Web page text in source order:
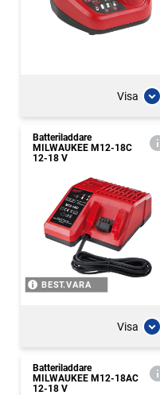
Visa
Batteriladdare
MILWAUKEE M12-18C
12-18 V
BEST.VARA
Visa
Batteriladdare
MILWAUKEE M12-18AC
12-18 V